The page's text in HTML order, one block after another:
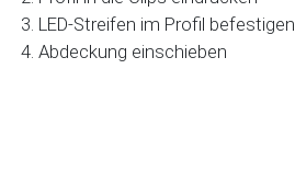
LED-Streifen im Profil befestigen
Abdeckung einschieben